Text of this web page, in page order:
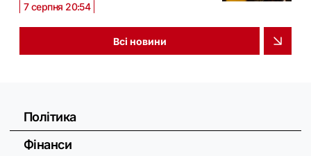
7 серпня 20:54
Всі новини
Політика
Фінанси